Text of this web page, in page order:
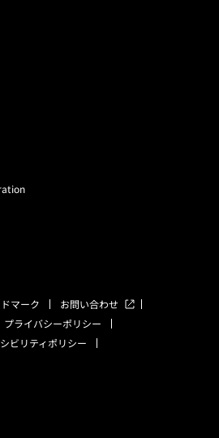
マーク
お問い合わせ
プライバシーポリシー
ビリティポリシー